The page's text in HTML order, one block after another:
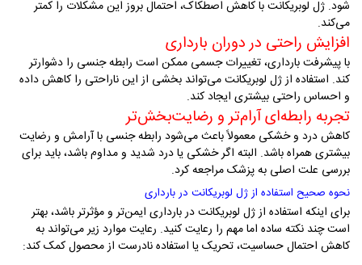
شود. ژل لوبریکانت با کاهش اصطکاک، احتمال بروز این مشکلات را کمتر
می‌کند.
افزایش راحتی در دوران بارداری
با پیشرفت بارداری، تغییرات جسمی ممکن است رابطه جنسی را دشوارتر
کند. استفاده از ژل لوبریکانت می‌تواند بخشی از این ناراحتی را کاهش داده
و احساس راحتی بیشتری ایجاد کند.
تجربه رابطه‌ای آرام‌تر و رضایت‌بخش‌تر
کاهش درد و خشکی معمولاً باعث می‌شود رابطه جنسی با آرامش و رضایت
بیشتری همراه باشد. البته اگر خشکی یا درد شدید و مداوم باشد، باید برای
بررسی علت اصلی به پزشک مراجعه کرد.
نحوه صحیح استفاده از ژل لوبریکانت در بارداری
برای اینکه استفاده از ژل لوبریکانت در بارداری ایمن‌تر و مؤثرتر باشد، بهتر
است چند نکته ساده اما مهم را رعایت کنید. رعایت موارد زیر می‌تواند به
کاهش احتمال حساسیت، تحریک یا استفاده نادرست از محصول کمک کند: